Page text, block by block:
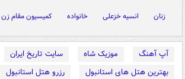
زنان انسیه خزعلی خانواده کمیسیون مقام زن
آپ آهنگ موزیک شاه
سایت تاریخ ایران
بهترین هتل های استانبول
رزرو هتل استانبول